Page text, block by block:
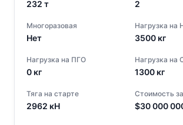
232 т 2
Многоразовая
Нет
Нагрузка на
3500 кг
Нагрузка на ПГО
0 кг
Нагрузка на
1300 кг
Тяга на старте
2962 кН
Стоимость
$30 000